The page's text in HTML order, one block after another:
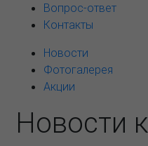
Вопрос-ответ
Контакты
Новости
Фотогалерея
Акции
Новости